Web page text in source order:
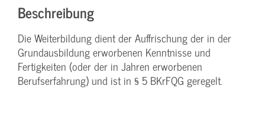
Beschreibung
Die Weiterbildung dient der Auffrischung der in der
Grundausbildung erworbenen Kenntnisse und
Fertigkeiten (oder der in Jahren erworbenen
Berufserfahrung) und ist in § 5 BKrFQG geregelt.